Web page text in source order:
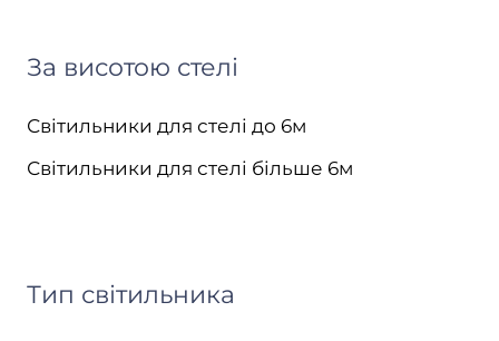
За висотою стелі
Світильники для стелі до 6м
Світильники для стелі більше 6м
Тип світильника